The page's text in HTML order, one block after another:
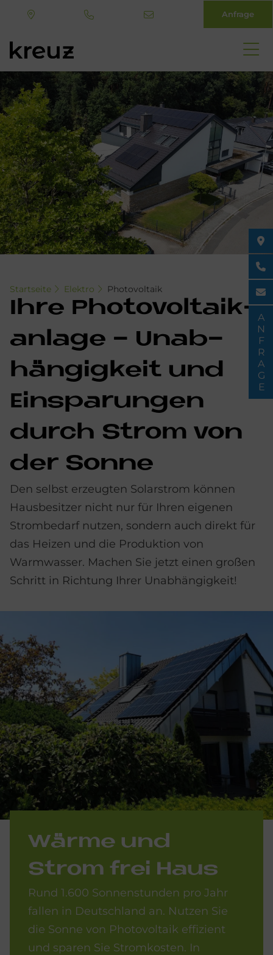
zum
Inhalt
Anfrage
Startseite Elektro Photovoltaik
Ihre Pho­to­vol­ta­ik­
an­la­ge - Un­ab­
hän­gig­keit und
Ein­spa­run­gen
durch Strom von
der Son­ne
Den selbst erzeugten Solarstrom können
Hausbesitzer nicht nur für Ihren eigenen
Strombedarf nutzen, sondern auch direkt für
das Heizen und die Produktion von
Warmwasser. Machen Sie jetzt einen großen
Schritt in Richtung Ihrer Unabhängigkeit!
Wär­me und
Strom frei Haus
Rund 1.600 Sonnenstunden pro Jahr
fallen in Deutschland an. Nutzen Sie
die Sonne von Photovoltaik effizient
und sparen Sie Stromkosten. In
ANFRAGE